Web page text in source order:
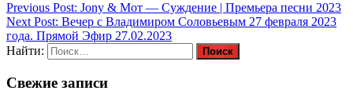
Previous Post: Jony & Мот — Суждение | Премьера песни 2023
Next Post: Вечер с Владимиром Соловьевым 27 февраля 2023
года. Прямой Эфир 27.02.2023
Найти:
Свежие записи